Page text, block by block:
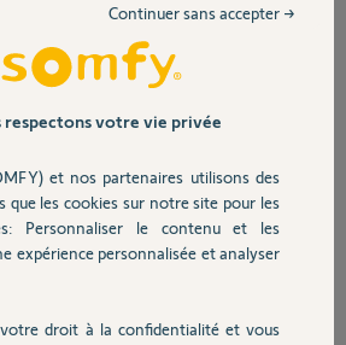
somfy protect à une adresse je souhaite
secondaire) me sera t'il possible
téléphone portable (sachant que chaque
et situées à 600 kms l'une de l'autre, merci
j'équipe mon second bien, cordialement
au fil de discussion
respectons votre vie privée
et nos partenaires utilisons des
que les cookies sur notre site pour les
Personnaliser le contenu et les
expérience personnalisée et analyser
droit à la confidentialité et vous
Continuer sans accepter →